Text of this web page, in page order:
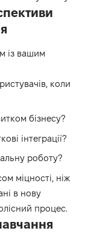
із вашим
коли
бізнесу?
інтеграції?
роботу?
міцності, ніж
в нову
процес.